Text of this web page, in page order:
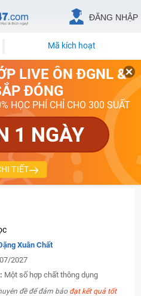
ĐĂNG NHẬP
Mã kích hoạt
LIVE ÔN ĐGNL &
ĐÓNG
HỌC PHÍ CHỈ CHO 300 SUẤT
1 NGÀY
TIẾT
Xuân Chất
2027
Một số hợp chất thông dụng
đề để đảm bảo đạt kết quả tốt